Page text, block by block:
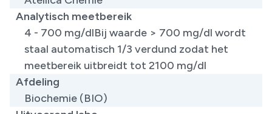
Analytisch meetbereik
4 - 700 mg/dlBij waarde > 700 mg/dl wordt
staal automatisch 1/3 verdund zodat het
meetbereik uitbreidt tot 2100 mg/dl
Afdeling
Biochemie (BIO)